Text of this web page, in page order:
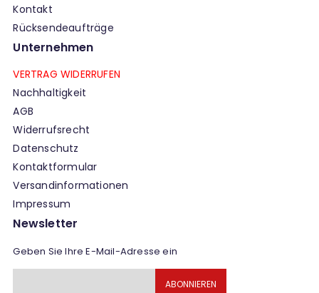
Kontakt
Rücksendeaufträge
Unternehmen
VERTRAG WIDERRUFEN
Nachhaltigkeit
AGB
Widerrufsrecht
Datenschutz
Kontaktformular
Versandinformationen
Impressum
Newsletter
Geben Sie Ihre E-Mail-Adresse ein
ABONNIEREN